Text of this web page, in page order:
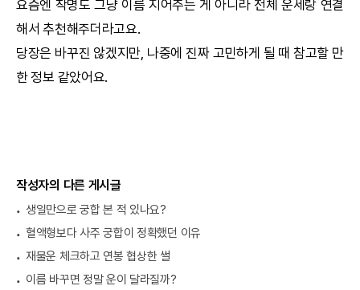
요즘엔 작명도 그냥 이름 지어주는 게 아니라 전체 운세랑 연결
해서 추천해주더라고요.
당장은 바꾸진 않겠지만, 나중에 진짜 고민하게 될 때 참고할 만
한 정보 같았어요.
작성자의 다른 게시글
생일만으로 궁합 본 적 있나요?
혈액형보다 사주 궁합이 정확했던 이유
재물운 체크하고 연봉 협상한 썰
이름 바꾸면 정말 운이 달라질까?